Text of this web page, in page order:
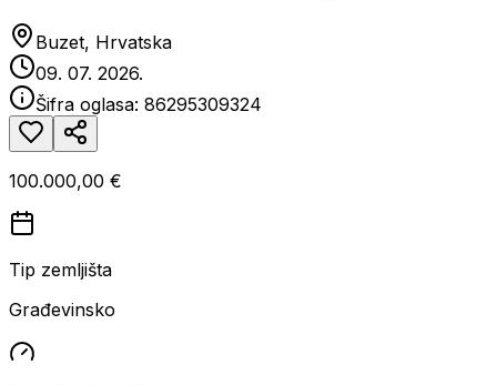
Buzet, Hrvatska
09. 07. 2026.
Šifra oglasa: 86295309324
100.000,00 €
Tip zemljišta
Građevinsko